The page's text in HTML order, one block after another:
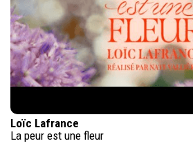
Loïc Lafrance
La peur est une fleur